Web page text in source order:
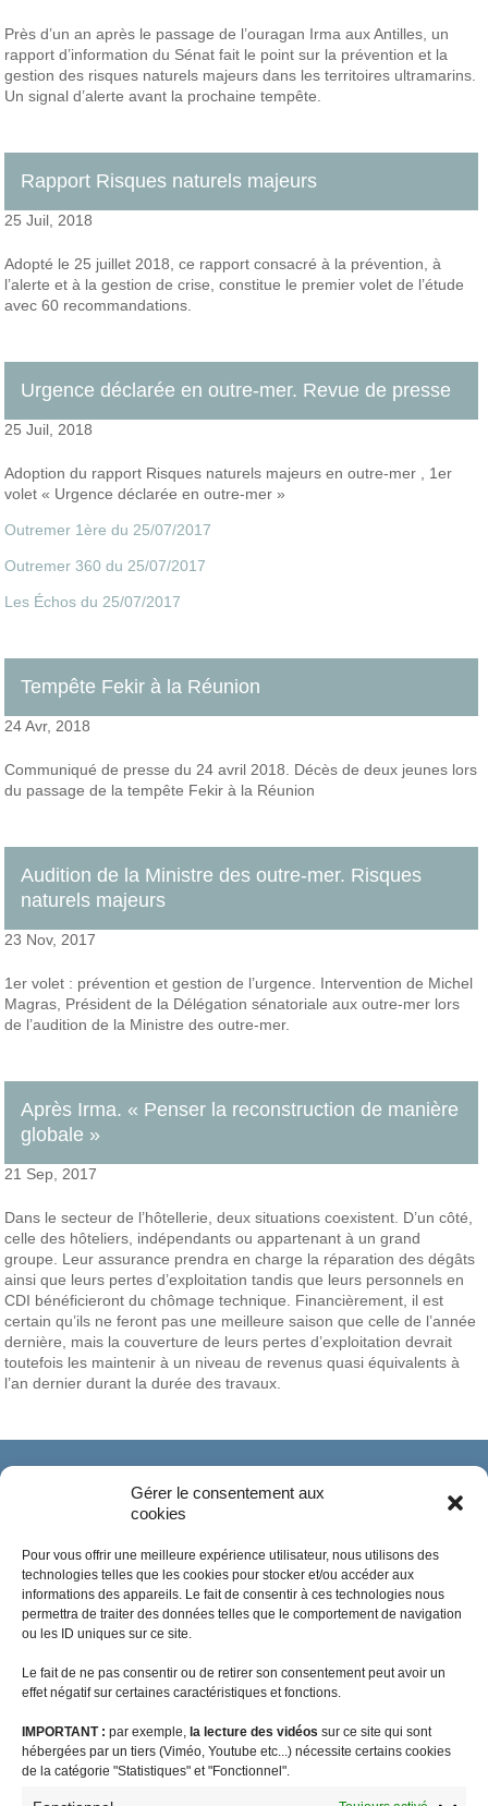
Gérer le consentement aux
cookies
Pour vous offrir une meilleure expérience utilisateur, nous utilisons des
technologies telles que les cookies pour stocker et/ou accéder aux
informations des appareils. Le fait de consentir à ces technologies nous
permettra de traiter des données telles que le comportement de navigation
ou les ID uniques sur ce site.
Le fait de ne pas consentir ou de retirer son consentement peut avoir un
effet négatif sur certaines caractéristiques et fonctions.
IMPORTANT : par exemple, la lecture des vidéos sur ce site qui sont
hébergées par un tiers (Viméo, Youtube etc...) nécessite certains cookies
de la catégorie "Statistiques" et "Fonctionnel".
Près d’un an après le passage de l’ouragan Irma aux Antilles, un
rapport d’information du Sénat fait le point sur la prévention et la
gestion des risques naturels majeurs dans les territoires ultramarins.
Un signal d’alerte avant la prochaine tempête.
Rapport Risques naturels majeurs
25 Juil, 2018
Adopté le 25 juillet 2018, ce rapport consacré à la prévention, à
l’alerte et à la gestion de crise, constitue le premier volet de l’étude
avec 60 recommandations.
Urgence déclarée en outre-mer. Revue de presse
25 Juil, 2018
Adoption du rapport Risques naturels majeurs en outre-mer , 1er
volet « Urgence déclarée en outre-mer »
Outremer 1ère du 25/07/2017
Outremer 360 du 25/07/2017
Les Échos du 25/07/2017
Tempête Fekir à la Réunion
24 Avr, 2018
Communiqué de presse du 24 avril 2018. Décès de deux jeunes lors
du passage de la tempête Fekir à la Réunion
Audition de la Ministre des outre-mer. Risques
naturels majeurs
23 Nov, 2017
1er volet : prévention et gestion de l’urgence. Intervention de Michel
Magras, Président de la Délégation sénatoriale aux outre-mer lors
de l’audition de la Ministre des outre-mer.
Après Irma. « Penser la reconstruction de manière
globale »
21 Sep, 2017
Dans le secteur de l’hôtellerie, deux situations coexistent. D’un côté,
celle des hôteliers, indépendants ou appartenant à un grand
groupe. Leur assurance prendra en charge la réparation des dégâts
ainsi que leurs pertes d’exploitation tandis que leurs personnels en
CDI bénéficieront du chômage technique. Financièrement, il est
certain qu’ils ne feront pas une meilleure saison que celle de l’année
dernière, mais la couverture de leurs pertes d’exploitation devrait
toutefois les maintenir à un niveau de revenus quasi équivalents à
l’an dernier durant la durée des travaux.
#coronavirus agriculture
audiovisuel public visibilité outre-mer
biodiversité
Brexit budget outre-mer
caisse de prévoyance sociale
charges sociales
DGC